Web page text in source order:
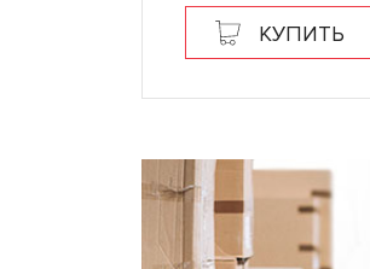
КУПИТЬ